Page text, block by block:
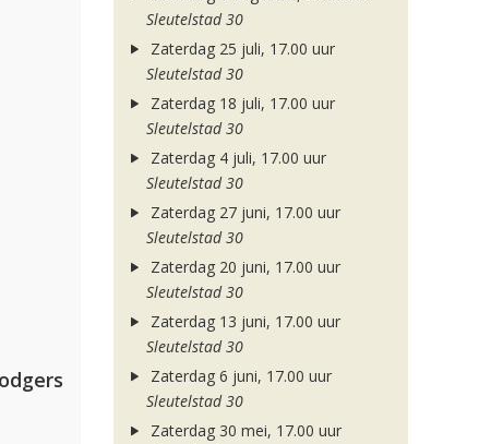
Sleutelstad 30
Zaterdag 25 juli, 17.00 uur
Sleutelstad 30
Zaterdag 18 juli, 17.00 uur
Sleutelstad 30
Zaterdag 4 juli, 17.00 uur
Sleutelstad 30
Zaterdag 27 juni, 17.00 uur
Sleutelstad 30
Zaterdag 20 juni, 17.00 uur
Sleutelstad 30
Zaterdag 13 juni, 17.00 uur
Sleutelstad 30
Zaterdag 6 juni, 17.00 uur
Sleutelstad 30
Zaterdag 30 mei, 17.00 uur